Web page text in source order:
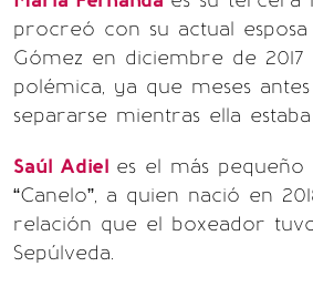
procreó con su actual esposa
Gómez en diciembre de
polémica, ya que meses
separarse mientras ella
Saúl Adiel es el más
“Canelo”, a quien nació en
relación que el boxeador
Sepúlveda.